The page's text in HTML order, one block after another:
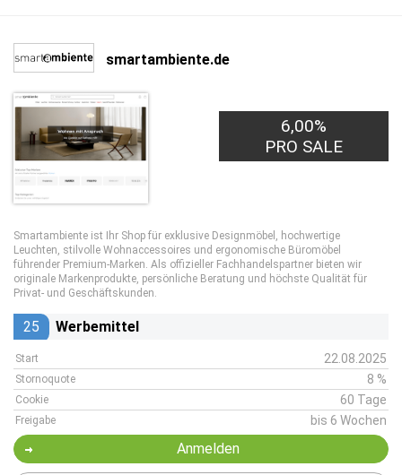
smartambiente.de
6,00%
PRO SALE
Smartambiente ist Ihr Shop für exklusive Designmöbel, hochwertige
Leuchten, stilvolle Wohnaccessoires und ergonomische Büromöbel
führender Premium-Marken. Als offizieller Fachhandelspartner bieten wir
originale Markenprodukte, persönliche Beratung und höchste Qualität für
Privat- und Geschäftskunden.
25 Werbemittel
Start 22.08.2025
Stornoquote 8 %
Cookie 60 Tage
Freigabe bis 6 Wochen
Anmelden